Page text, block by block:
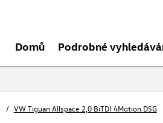
Domů Podrobné
VW Tiguan Allspace 2,0 BiTDI 4Motion DSG